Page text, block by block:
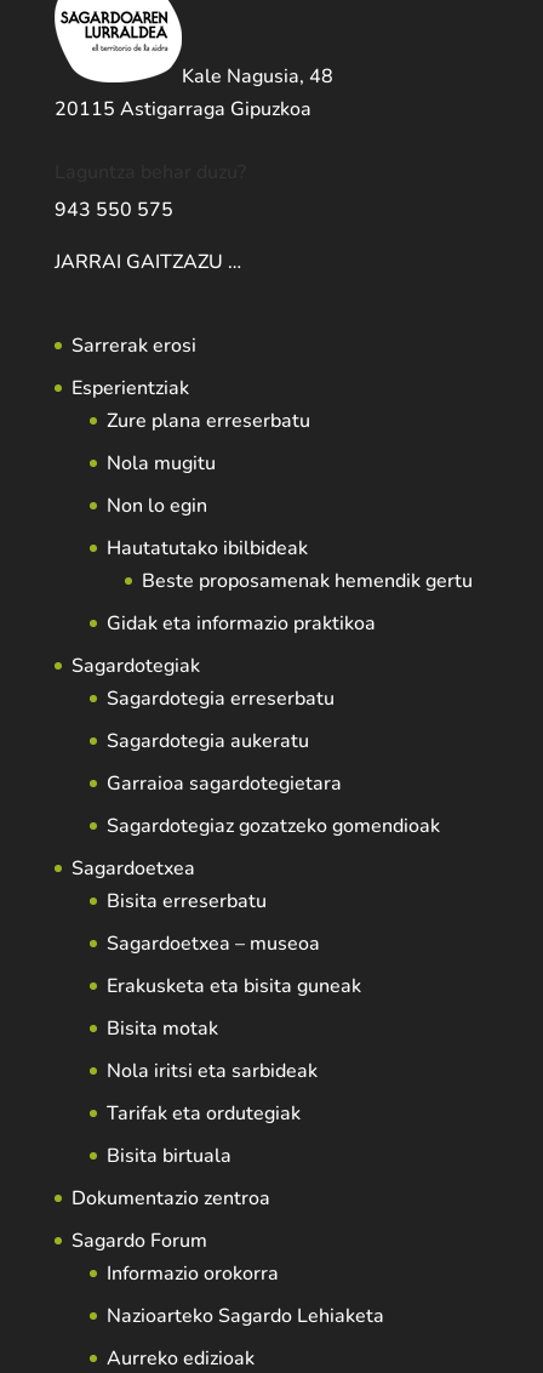
Kale Nagusia, 48
20115 Astigarraga Gipuzkoa
943 550 575
JARRAI GAITZAZU …
Sarrerak erosi
Esperientziak
Zure plana erreserbatu
Nola mugitu
Non lo egin
Hautatutako ibilbideak
Beste proposamenak hemendik gertu
Gidak eta informazio praktikoa
Sagardotegiak
Sagardotegia erreserbatu
Sagardotegia aukeratu
Garraioa sagardotegietara
Sagardotegiaz gozatzeko gomendioak
Sagardoetxea
Bisita erreserbatu
Sagardoetxea – museoa
Erakusketa eta bisita guneak
Bisita motak
Nola iritsi eta sarbideak
Tarifak eta ordutegiak
Bisita birtuala
Dokumentazio zentroa
Sagardo Forum
Informazio orokorra
Nazioarteko Sagardo Lehiaketa
Aurreko edizioak